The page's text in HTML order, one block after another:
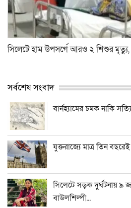
সিলেটে হাম উপসর্গে আরও ২ শিশুর মৃত্যু,
সর্বশেষ সংবাদ
বার্নহ্যামের চমক নাকি
যুক্তরাজ্যে মাত্র তিন
সিলেটে সড়ক দুর্ঘটনায় ৯
বাউলশিল্পী...